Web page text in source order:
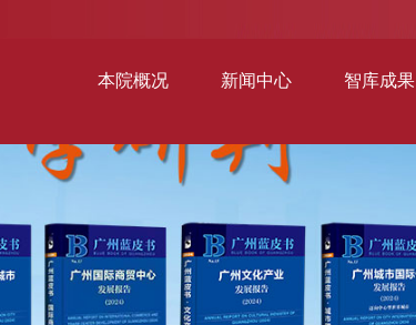
本院概况 新闻中心 智库成果